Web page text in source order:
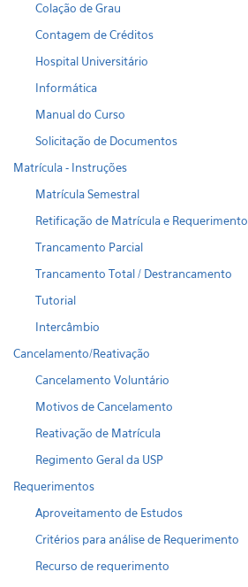
Colação de Grau
Contagem de Créditos
Hospital Universitário
Informática
Manual do Curso
Solicitação de Documentos
Matrícula - Instruções
Matrícula Semestral
Retificação de Matrícula e Requerimento
Trancamento Parcial
Trancamento Total / Destrancamento
Tutorial
Intercâmbio
Cancelamento/Reativação
Cancelamento Voluntário
Motivos de Cancelamento
Reativação de Matrícula
Regimento Geral da USP
Requerimentos
Aproveitamento de Estudos
Critérios para análise de Requerimento
Recurso de requerimento